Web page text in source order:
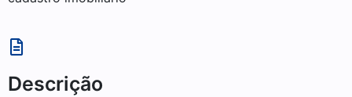
Descrição